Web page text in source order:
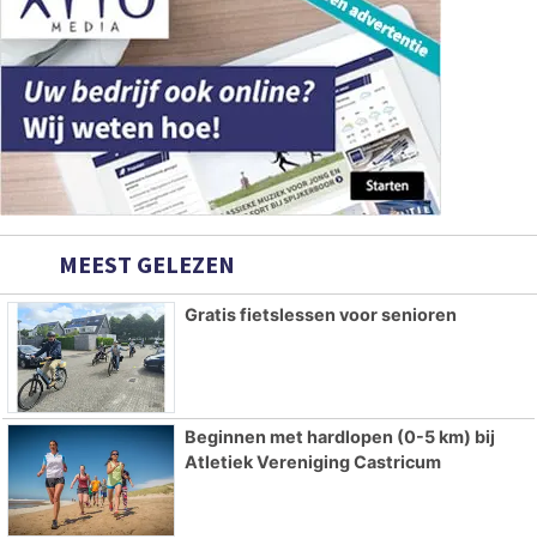
MEEST GELEZEN
Gratis fietslessen voor senioren
Beginnen met hardlopen (0-5 km) bij
Atletiek Vereniging Castricum